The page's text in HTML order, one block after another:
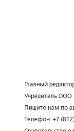
Главный
Учредитель ООО
Пишите нам по
Телефон: +7